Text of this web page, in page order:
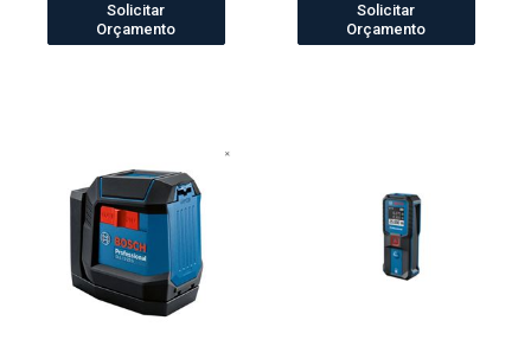
Solicitar
Orçamento
Solicitar
Orçamento